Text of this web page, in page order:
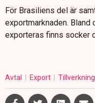
För Brasiliens del är
exportmarknaden.
exporteras finns socker
Avtal Export Tillverkning